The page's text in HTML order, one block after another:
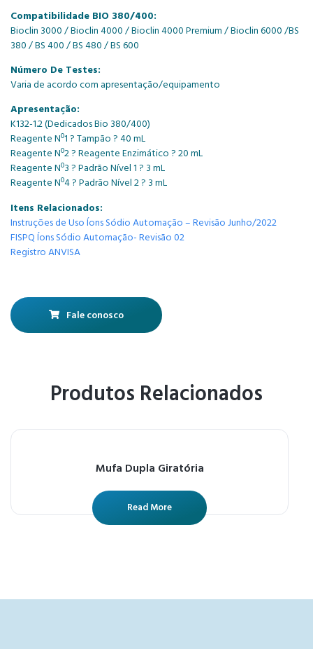
Compatibilidade BIO 380/400:
Bioclin 3000 / Bioclin 4000 / Bioclin 4000 Premium / Bioclin 6000 /BS
380 / BS 400 / BS 480 / BS 600
Número De Testes:
Varia de acordo com apresentação/equipamento
Apresentação:
K132-1.2 (Dedicados Bio 380/400)
Reagente Nº1 ? Tampão ? 40 mL
Reagente Nº2 ? Reagente Enzimático ? 20 mL
Reagente Nº3 ? Padrão Nível 1 ? 3 mL
Reagente Nº4 ? Padrão Nível 2 ? 3 mL
Itens Relacionados:
Instruções de Uso Íons Sódio Automação – Revisão Junho/2022
FISPQ Íons Sódio Automação- Revisão 02
Registro ANVISA
Fale conosco
Produtos Relacionados
Mufa Dupla Giratória
Read More